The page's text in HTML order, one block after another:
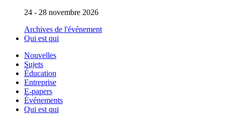
24 - 28 novembre 2026
Archives de l'événement
Qui est qui
Nouvelles
Sujets
Éducation
Entreprise
E-papers
Événements
Qui est qui